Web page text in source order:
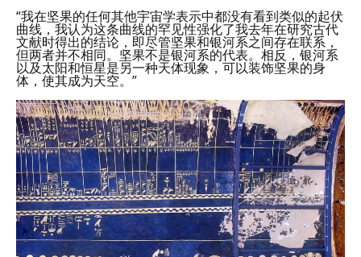
“我在坚果的任何其他宇宙学表示中都没有看到类似的起伏
曲线，我认为这条曲线的罕见性强化了我去年在研究古代
文献时得出的结论，即尽管坚果和银河系之间存在联系，
但两者并不相同。坚果不是银河系的代表。相反，银河系
以及太阳和恒星是另一种天体现象，可以装饰坚果的身
体，使其成为天空。”